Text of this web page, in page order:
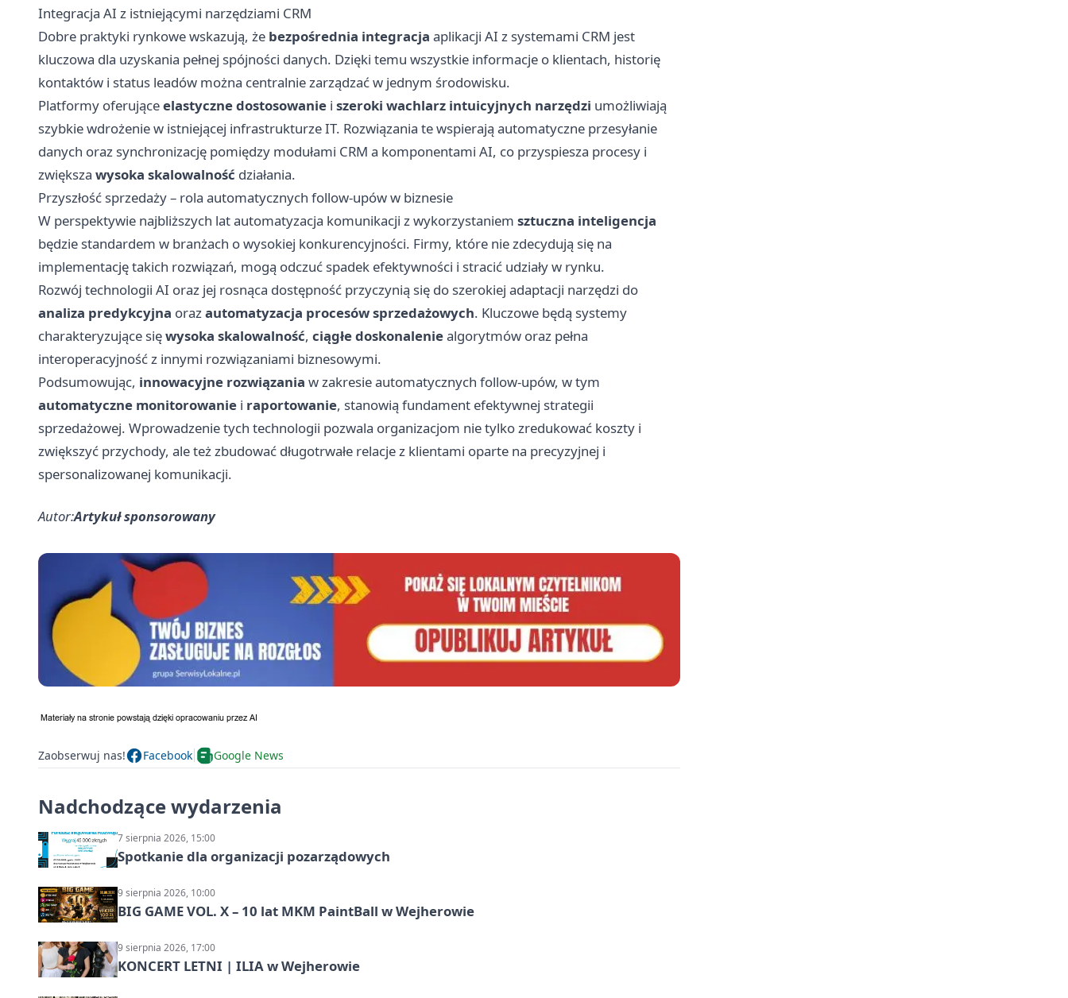
Integracja AI z istniejącymi narzędziami CRM
Dobre praktyki rynkowe wskazują, że bezpośrednia integracja aplikacji AI z systemami CRM jest
kluczowa dla uzyskania pełnej spójności danych. Dzięki temu wszystkie informacje o klientach, historię
kontaktów i status leadów można centralnie zarządzać w jednym środowisku.
Platformy oferująceelastyczne dostosowanie i szeroki wachlarz intuicyjnych narzędzi umożliwiają
szybkie wdrożenie w istniejącej infrastrukturze IT. Rozwiązania te wspierają automatyczne przesyłanie
danych oraz synchronizację pomiędzy modułami CRM a komponentami AI, co przyspiesza procesy i
zwiększa wysoka skalowalność działania.
Przyszłość sprzedaży – rola automatycznych follow-upów w biznesie
W perspektywie najbliższych lat automatyzacja komunikacji z wykorzystaniem sztuczna inteligencja
będzie standardem w branżach o wysokiej konkurencyjności. Firmy, które nie zdecydują się na
implementację takich rozwiązań, mogą odczuć spadek efektywności i stracić udziały w rynku.
Rozwój technologii AI oraz jej rosnąca dostępność przyczynią się do szerokiej adaptacji narzędzi do
analiza predykcyjna oraz automatyzacja procesów sprzedażowych. Kluczowe będą systemy
charakteryzujące sięwysoka skalowalność, ciągłe doskonaleniealgorytmów oraz pełna
interoperacyjność z innymi rozwiązaniami biznesowymi.
Podsumowując, innowacyjne rozwiązania w zakresie automatycznych follow-upów, w tym
automatyczne monitorowanie i raportowanie, stanowią fundament efektywnej strategii
sprzedażowej. Wprowadzenie tych technologii pozwala organizacjom nie tylko zredukować koszty i
zwiększyć przychody, ale też zbudować długotrwałe relacje z klientami oparte na precyzyjnej i
spersonalizowanej komunikacji.
Autor:Artykuł sponsorowany
Zaobserwuj nas! Facebook Google News
Nadchodzące wydarzenia
7 sierpnia 2026, 15:00
Spotkanie dla organizacji pozarządowych
9 sierpnia 2026, 10:00
BIG GAME VOL. X – 10 lat MKM PaintBall w Wejherowie
9 sierpnia 2026, 17:00
KONCERT LETNI | ILIA w Wejherowie